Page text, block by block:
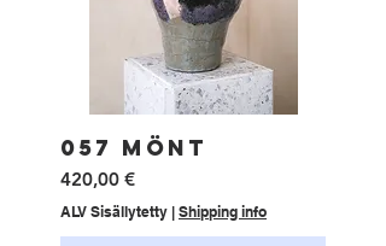
057 MÖNT
Hinta
420,00 €
ALV Sisällytetty | Shipping info